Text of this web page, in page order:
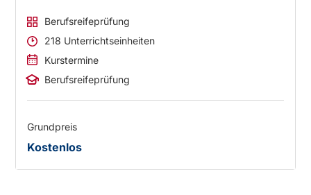
Berufsreifeprüfung
218 Unterrichtseinheiten
Kurstermine
Berufsreifeprüfung
Grundpreis
Kostenlos